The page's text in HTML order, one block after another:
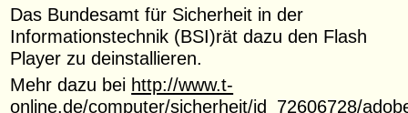
Das Bundesamt für Sicherheit in der
Informationstechnik (BSI)rät dazu den Flash
Player zu deinstallieren.
Mehr dazu bei http://www.t-
online.de/computer/sicherheit/id_72606728/